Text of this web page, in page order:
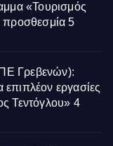
«Τουρισμός
προσθεσμία 5
Γρεβενών):
εργασίες
Τεντόγλου» 4